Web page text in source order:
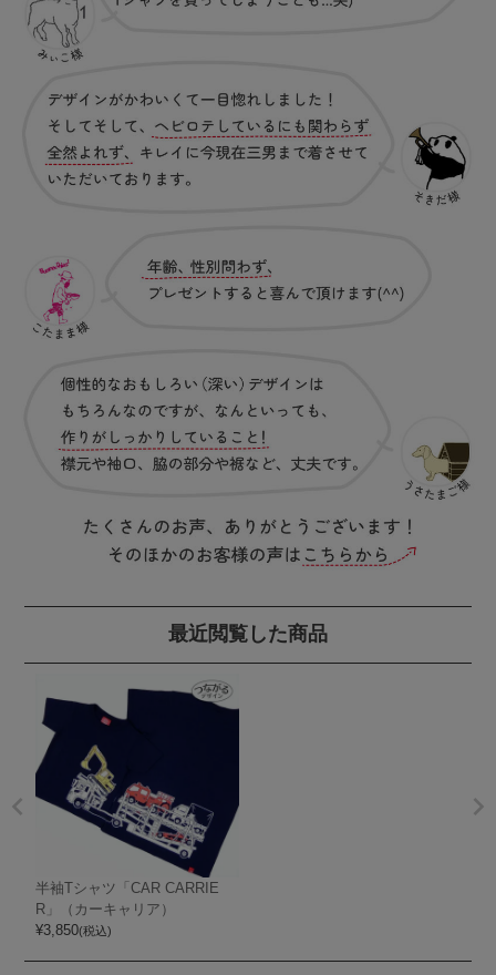
最近閲覧した商品
半袖Tシャツ「CAR CARRIE
R」（カーキャリア）
¥3,850(税込)